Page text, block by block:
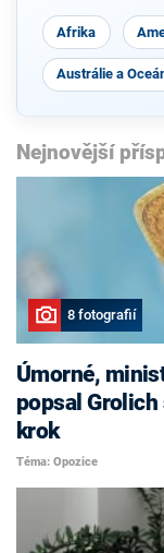
Afrika
Austrálie a
Nejnovější
8 fotografií
Úmorné,
popsal
krok
Téma: Opozice